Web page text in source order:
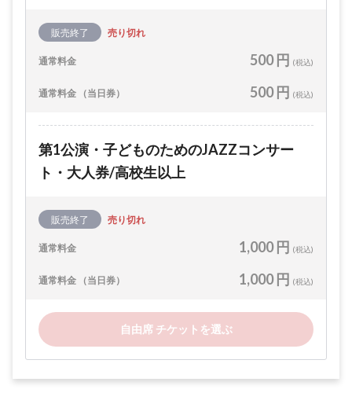
販売終了 売り切れ
通常料金 500 円 (税込)
通常料金 （当日券） 500 円 (税込)
第1公演・子どものためのJAZZコンサー
ト・大人券/高校生以上
販売終了 売り切れ
通常料金 1,000 円 (税込)
通常料金 （当日券） 1,000 円 (税込)
自由席 チケットを選ぶ